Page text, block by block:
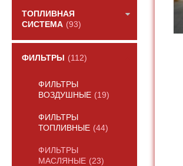
ТОПЛИВНАЯ
СИСТЕМА (93)
ФИЛЬТРЫ (112)
ФИЛЬТРЫ
ВОЗДУШНЫЕ (19)
ФИЛЬТРЫ
ТОПЛИВНЫЕ (44)
ФИЛЬТРЫ
МАСЛЯНЫЕ (23)